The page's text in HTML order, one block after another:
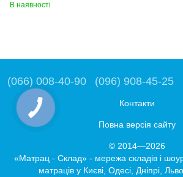
В наявності
(066) 008-40-90 (096) 908-45-25
Контакти
Повна версія сайту
© 2014—2026
«Матрац - Склад» - мережа складів і
матраців у Києві, Одесі, Дніпрі,